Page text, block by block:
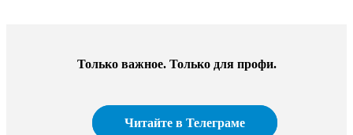
Только важное. Только для профи.​
Читайте в Телеграме